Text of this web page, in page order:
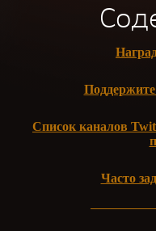
Список каналов
Часто